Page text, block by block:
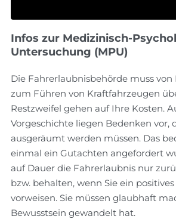
Infos zur Medizinisch-
Untersuchung (MPU)
Die Fahrerlaubnisbehörde muss
zum Führen von Kraftfahrzeugen
Restzweifel gehen auf Ihre Kosten.
Vorgeschichte liegen Bedenken vor,
ausgeräumt werden müssen. Das
einmal ein Gutachten angefordert
auf Dauer die Fahrerlaubnis nur
bzw. behalten, wenn Sie ein
vorweisen. Sie müssen glaubhaft
Bewusstsein gewandelt hat.